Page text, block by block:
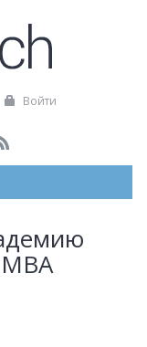
Войти